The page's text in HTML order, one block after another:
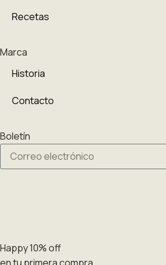
Recetas
Marca
Historia
Contacto
Boletín
Happy 10% off